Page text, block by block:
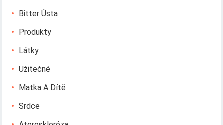
Bitter Ústa
Produkty
Látky
Užitečné
Matka A Dítě
Srdce